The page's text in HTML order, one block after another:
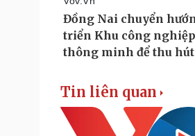
Tin liên quan